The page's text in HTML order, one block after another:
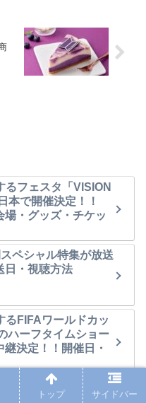
るフェスタ「VISION
本で開催決定！！
場・グッズ・チケッ
ペシャル特集が放送
日・視聴方法
るFIFAワールドカッ
ハーフタイムショー
継決定！！開催日・
が出演するFIFAワ
トップ サイドバー